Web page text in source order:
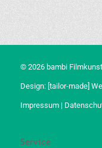
© 2026 bambi
Design: [tailor-made]
Impressum|
Service